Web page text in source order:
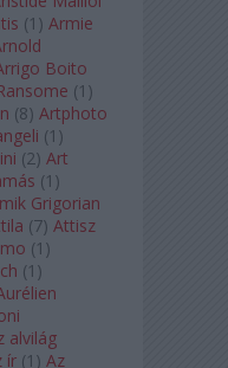
(1 ) Armie
Boito
(1 )
(8) Artphoto
(1 )
(2) Art
(1 )
Grigorian
(7) Attisz
(1 )
(1 )
alvilág
ír (1 ) Az